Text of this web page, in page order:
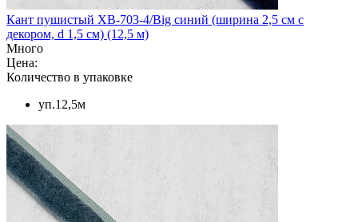
Кант пушистый XB-703-4/Big синий (ширина 2,5 см с
декором, d 1,5 см) (12,5 м)
Много
Цена:
Количество в упаковке
уп.12,5м